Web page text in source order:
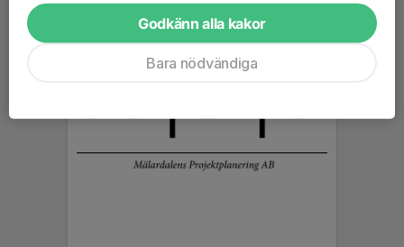
Godkänn alla kakor
Bara nödvändiga